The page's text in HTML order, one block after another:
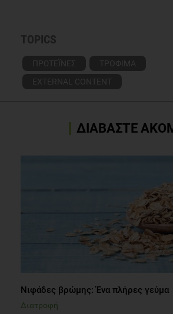
TOPICS
ΠΡΩΤΕΪΝΕΣ
ΤΡΟΦΙΜΑ
EXTERNAL CONTENT
ΔΙΑΒΑΣΤΕ
Νιφάδες βρώμης: Ένα πλήρες γεύμα
Διατροφή